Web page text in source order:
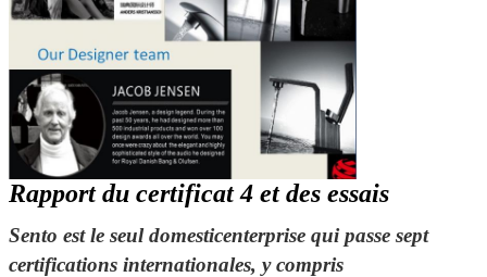
Rapport du certificat 4 et des essais
Sento est le seul domesticenterprise qui passe sept
certifications internationales, y compris